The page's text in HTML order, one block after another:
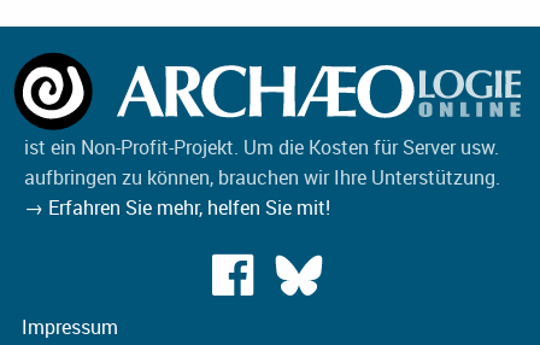
ist ein Non-Profit-Projekt. Um die Kosten für Server usw.
aufbringen zu können, brauchen wir Ihre Unterstützung.
→ Erfahren Sie mehr, helfen Sie mit!
Impressum